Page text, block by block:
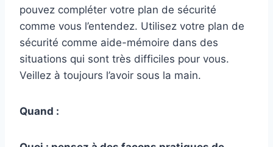
pouvez compléter votre plan de sécurité
comme vous l’entendez. Utilisez votre plan de
sécurité comme aide-mémoire dans des
situations qui sont très difficiles pour vous.
Veillez à toujours l’avoir sous la main.
Quand :